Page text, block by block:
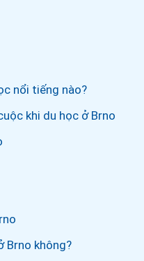
nổi tiếng nào?
khi du học ở Brno
Brno không?